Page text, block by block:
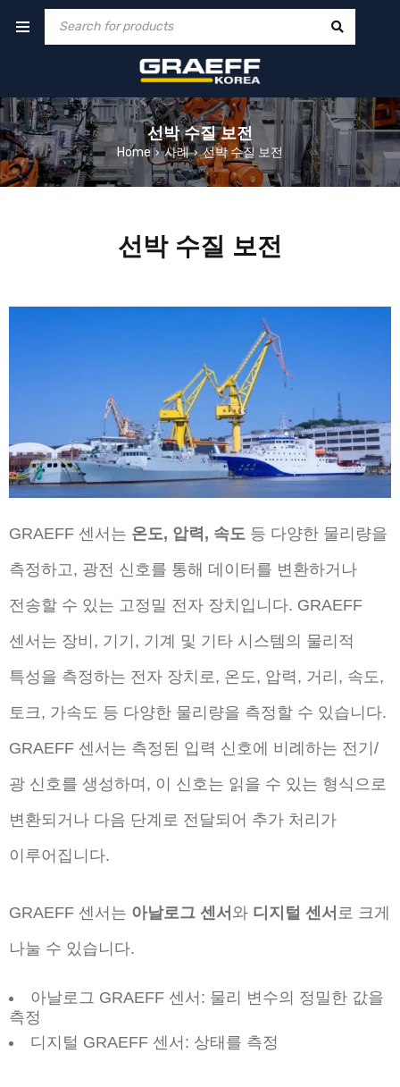
선박 수질 보전
Home › 사례 › 선박 수질 보전
선박 수질 보전
GRAEFF 센서는 온도, 압력, 속도 등 다양한 물리량을
측정하고, 광전 신호를 통해 데이터를 변환하거나
전송할 수 있는 고정밀 전자 장치입니다. GRAEFF
센서는 장비, 기기, 기계 및 기타 시스템의 물리적
특성을 측정하는 전자 장치로, 온도, 압력, 거리, 속도,
토크, 가속도 등 다양한 물리량을 측정할 수 있습니다.
GRAEFF 센서는 측정된 입력 신호에 비례하는 전기/
광 신호를 생성하며, 이 신호는 읽을 수 있는 형식으로
변환되거나 다음 단계로 전달되어 추가 처리가
이루어집니다.
GRAEFF 센서는 아날로그 센서 와 디지털 센서 로 크게
나눌 수 있습니다.
아날로그 GRAEFF 센서: 물리 변수의 정밀한 값을
측정
디지털 GRAEFF 센서: 상태를 측정